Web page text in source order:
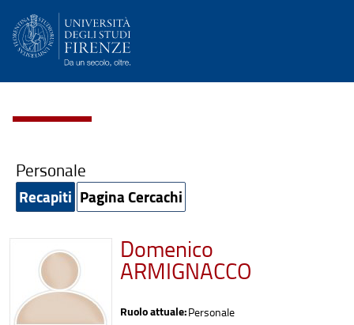
Personale
Recapiti Pagina Cercachi
Domenico
ARMIGNACCO
Ruolo attuale:Personale